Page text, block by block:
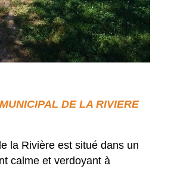
DE LA RIVIERE
la Rivière est situé dans un
calme et verdoyant à